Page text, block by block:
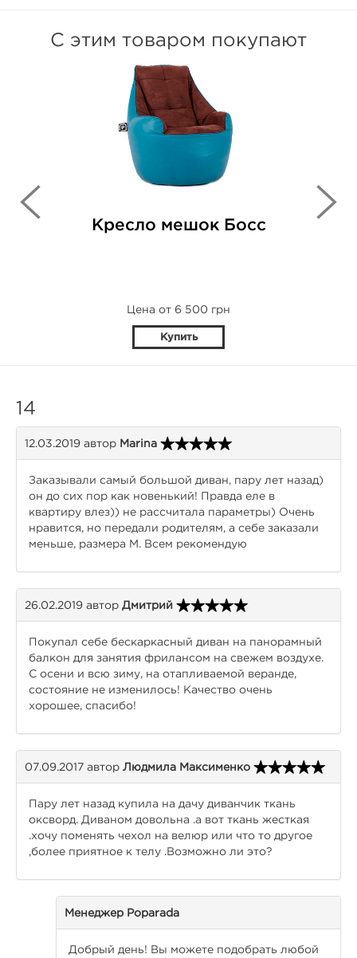
С этим товаром покупают
Кресло мешок Босс
Цена от 6 500 грн
Купить
14
12.03.2019 автор Marina
Заказывали самый большой диван, пару лет назад)
он до сих пор как новенький! Правда еле в
квартиру влез)) не рассчитала параметры) Очень
нравится, но передали родителям, а себе заказали
меньше, размера M. Всем рекомендую
26.02.2019 автор Дмитрий
Покупал себе бескаркасный диван на панорамный
балкон для занятия фрилансом на свежем воздухе.
С осени и всю зиму, на отапливаемой веранде,
состояние не изменилось! Качество очень
хорошее, спасибо!
07.09.2017 автор Людмила Максименко
Пару лет назад купила на дачу диванчик ткань
оксворд. Диваном довольна .а вот ткань жесткая
.хочу поменять чехол на велюр или что то другое
,более приятное к телу .Возможно ли это?
Менеджер Poparada
Добрый день! Вы можете подобрать любой